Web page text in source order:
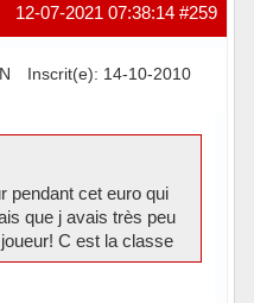
#259
12-07-2021 07:38:14
Inscrit(e): 14-10-2010
pendant cet euro qui
que j avais très peu
C est la classe